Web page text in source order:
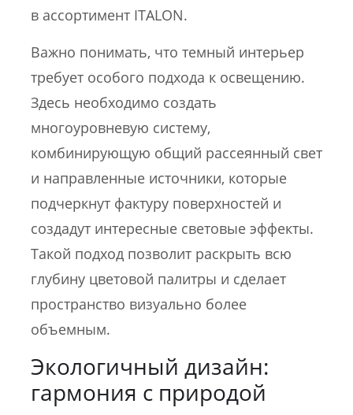
в ассортимент ITALON.
Важно понимать, что темный интерьер
требует особого подхода к освещению.
Здесь необходимо создать
многоуровневую систему,
комбинирующую общий рассеянный свет
и направленные источники, которые
подчеркнут фактуру поверхностей и
создадут интересные световые эффекты.
Такой подход позволит раскрыть всю
глубину цветовой палитры и сделает
пространство визуально более
объемным.
Экологичный дизайн:
гармония с природой